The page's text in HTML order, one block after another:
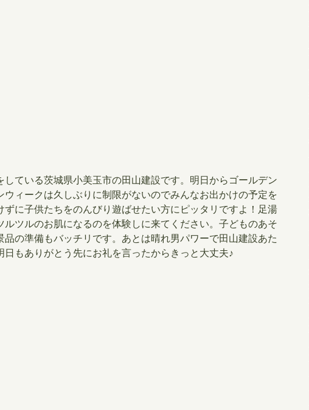
ている茨城県小美玉市の田山建設です。明日からゴールデン
ィークは久しぶりに制限がないのでみんなお出かけの予定を
に子供たちをのんびり遊ばせたい方にピッタリですよ！足湯
ツルのお肌になるのを体験しに来てください。子どものあそ
の準備もバッチリです。あとは晴れ男パワーで田山建設あた
もありがとう先にお礼を言ったからきっと大丈夫♪